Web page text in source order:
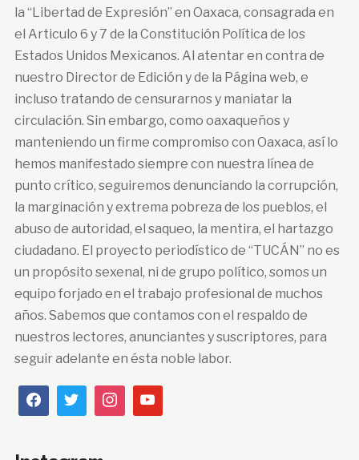
la “Libertad de Expresión” en Oaxaca, consagrada en
el Articulo 6 y 7 de la Constitución Política de los
Estados Unidos Mexicanos. Al atentar en contra de
nuestro Director de Edición y de la Página web, e
incluso tratando de censurarnos y maniatar la
circulación. Sin embargo, como oaxaqueños y
manteniendo un firme compromiso con Oaxaca, así lo
hemos manifestado siempre con nuestra línea de
punto crítico, seguiremos denunciando la corrupción,
la marginación y extrema pobreza de los pueblos, el
abuso de autoridad, el saqueo, la mentira, el hartazgo
ciudadano. El proyecto periodístico de “TUCÁN” no es
un propósito sexenal, ni de grupo político, somos un
equipo forjado en el trabajo profesional de muchos
años. Sabemos que contamos con el respaldo de
nuestros lectores, anunciantes y suscriptores, para
seguir adelante en ésta noble labor.